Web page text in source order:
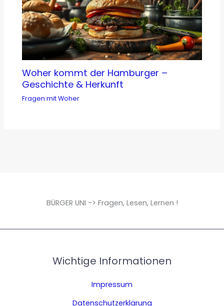
Woher kommt der Hamburger –
Geschichte & Herkunft
Fragen mit Woher
BÜRGER UNI -> Fragen, Lesen, Lernen !
Wichtige Informationen
Impressum
Datenschutzerklärung